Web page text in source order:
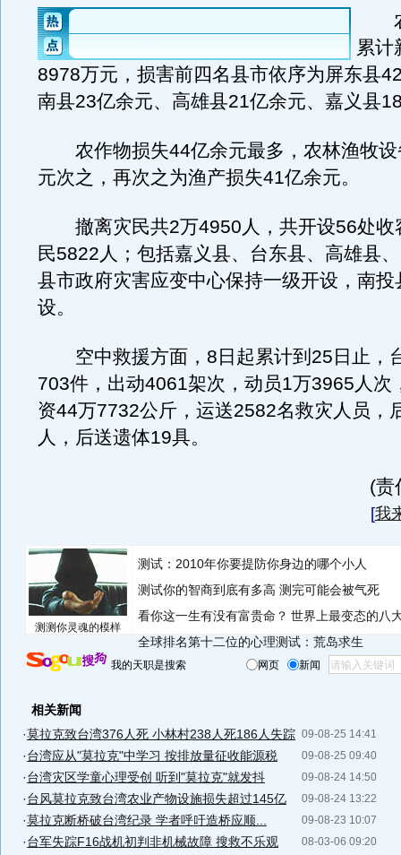
农
累计
8978万元，损害前四名县市依序为屏东县
南县23亿余元、高雄县21亿余元、嘉义县
农作物损失44亿余元最多，农林渔牧设
元次之，再次之为渔产损失41亿余元。
撤离灾民共2万4950人，共开设56处收
民5822人；包括嘉义县、台东县、高雄县
县市政府灾害应变中心保持一级开设，南投
设。
空中救援方面，8日起累计到25日止，
703件，出动4061架次，动员1万3965人次
资44万7732公斤，运送2582名救灾人员，
人，后送遗体19具。
(责
[我
测测你灵魂的模样
测试：2010年你要提防你身边的哪个小人
测试你的智商到底有多高 测完可能会被气死
看你这一生有没有富贵命？ 世界上最变态的八
全球排名第十二位的心理测试：荒岛求生
我的天职是搜索 网页 新闻
相关新闻
09-08-25 14:41
·莫拉克致台湾376人死 小林村238人死186人失踪
09-08-25 09:40
·台湾应从"莫拉克"中学习 按排放量征收能源税
09-08-24 14:50
·台湾灾区学童心理受创 听到"莫拉克"就发抖
09-08-24 13:22
·台风莫拉克致台湾农业产物设施损失超过145亿
09-08-23 10:07
·莫拉克断桥破台湾纪录 学者呼吁造桥应顺...
08-03-06 09:20
·台军失踪F16战机初判非机械故障 搜救不乐观